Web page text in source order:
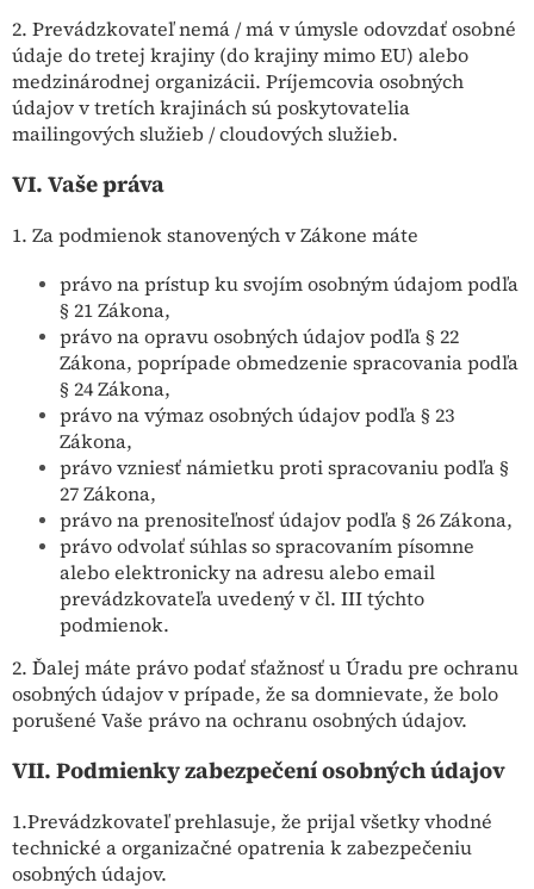
2. Prevádzkovateľ nemá / má v úmysle odovzdať osobné
údaje do tretej krajiny (do krajiny mimo EU) alebo
medzinárodnej organizácii. Príjemcovia osobných
údajov v tretích krajinách sú poskytovatelia
mailingových služieb / cloudových služieb.
VI. Vaše práva
1. Za podmienok stanovených v Zákone máte
právo na prístup ku svojím osobným údajom podľa
§ 21 Zákona,
právo na opravu osobných údajov podľa § 22
Zákona, poprípade obmedzenie spracovania podľa
§ 24 Zákona,
právo na výmaz osobných údajov podľa § 23
Zákona,
právo vzniesť námietku proti spracovaniu podľa §
27 Zákona,
právo na prenositeľnosť údajov podľa § 26 Zákona,
právo odvolať súhlas so spracovaním písomne
alebo elektronicky na adresu alebo email
prevádzkovateľa uvedený v čl. III týchto
podmienok.
2. Ďalej máte právo podať sťažnosť u Úradu pre ochranu
osobných údajov v prípade, že sa domnievate, že bolo
porušené Vaše právo na ochranu osobných údajov.
VII. Podmienky zabezpečení osobných údajov
1.Prevádzkovateľ prehlasuje, že prijal všetky vhodné
technické a organizačné opatrenia k zabezpečeniu
osobných údajov.